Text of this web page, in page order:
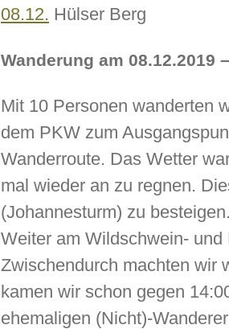
08.12. Hülser Berg
Wanderung am 08.12.2019
Mit 10 Personen wanderten
dem PKW zum
Wanderroute. Das Wetter
mal wieder an zu regnen.
(Johannesturm) zu
Weiter am Wildschwein-
Zwischendurch machten wir
kamen wir schon gegen
ehemaligen (Nicht)-